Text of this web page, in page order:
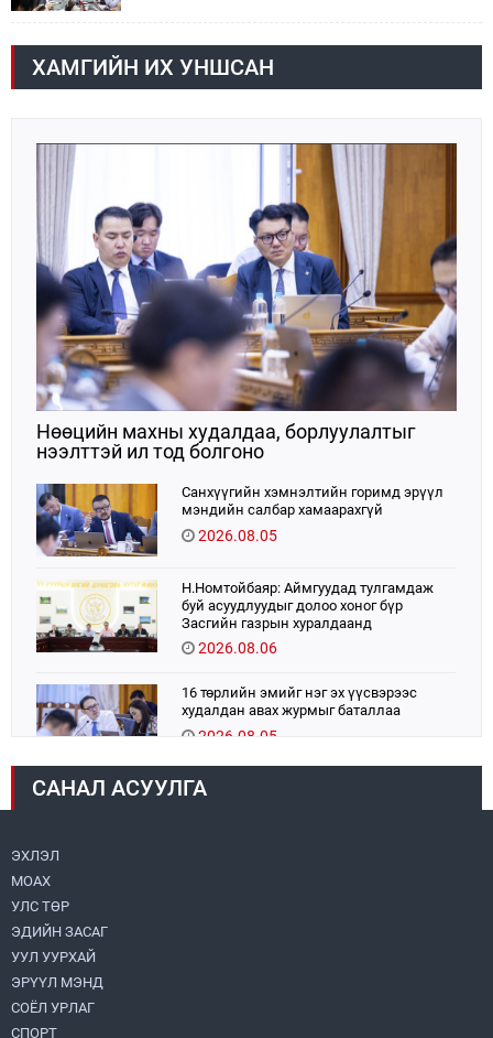
хурал зохион байгуулж, салбарын тулгамдсан
асуудлууд болон намрын тариа хураалт,
өвөлжилтийн бэлтгэл бэлэн байдлын асуудлаар
ХАМГИЙН ИХ УНШСАН
Нөөцийн махны худалдаа, борлуулалтыг
нээлттэй ил тод болгоно
Санхүүгийн хэмнэлтийн горимд эрүүл
мэндийн салбар хамаарахгүй
2026.08.05
Н.Номтойбаяр: Аймгуудад тулгамдаж
буй асуудлуудыг долоо хоног бүр
Засгийн газрын хуралдаанд
танилцуулж, шийдвэрлүүлнэ
2026.08.06
16 төрлийн эмийг нэг эх үүсвэрээс
худалдан авах журмыг баталлаа
2026.08.05
УИХ-ын дарга С.Бямбацогт:
САНАЛ АСУУЛГА
ЭХЛЭЛ
МОАХ
УЛС ТӨР
ЭДИЙН ЗАСАГ
УУЛ УУРХАЙ
ЭРҮҮЛ МЭНД
СОЁЛ УРЛАГ
СПОРТ